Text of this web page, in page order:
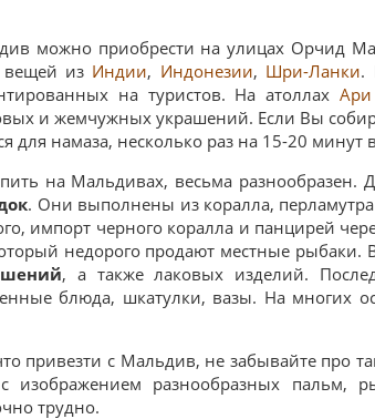
можно приобрести на улицах Орчид
вещей из Индии, Индонезии, Шри-Ланки.
на туристов. На атоллах Ари
и жемчужных украшений. Если Вы
для намаза, несколько раз на 15-20 минут
на Мальдивах, весьма
. Они выполнены из коралла,
импорт черного коралла и панцирей
недорого продают местные
, а также лаковых изделий.
блюда, шкатулки, вазы. На многих
привезти с Мальдив, не забывайте про
изображением разнообразных пальм,
трудно.